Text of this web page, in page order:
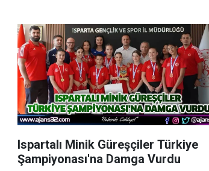
Ispartalı Minik Güreşçiler Türkiye
Şampiyonası'na Damga Vurdu